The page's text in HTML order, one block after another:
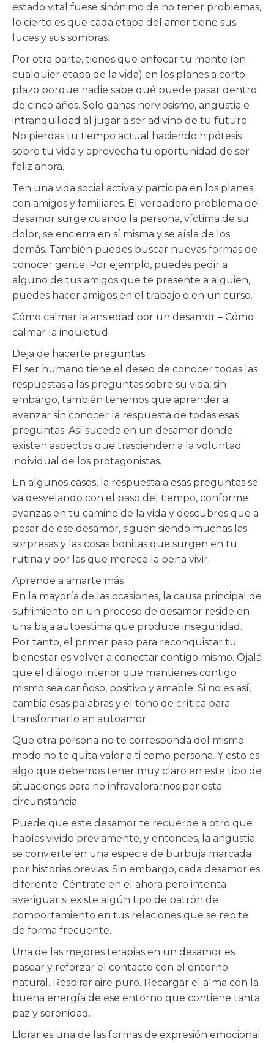
estado vital fuese sinónimo de no tener problemas,
lo cierto es que cada etapa del amor tiene sus
luces y sus sombras.
Por otra parte, tienes que enfocar tu mente (en
cualquier etapa de la vida) en los planes a corto
plazo porque nadie sabe qué puede pasar dentro
de cinco años. Solo ganas nerviosismo, angustia e
intranquilidad al jugar a ser adivino de tu futuro.
No pierdas tu tiempo actual haciendo hipótesis
sobre tu vida y aprovecha tu oportunidad de ser
feliz ahora.
Ten una vida social activa y participa en los planes
con amigos y familiares. El verdadero problema del
desamor surge cuando la persona, víctima de su
dolor, se encierra en sí misma y se aísla de los
demás. También puedes buscar nuevas formas de
conocer gente. Por ejemplo, puedes pedir a
alguno de tus amigos que te presente a alguien,
puedes hacer amigos en el trabajo o en un curso.
Cómo calmar la ansiedad por un desamor – Cómo
calmar la inquietud
Deja de hacerte preguntas
El ser humano tiene el deseo de conocer todas las
respuestas a las preguntas sobre su vida, sin
embargo, también tenemos que aprender a
avanzar sin conocer la respuesta de todas esas
preguntas. Así sucede en un desamor donde
existen aspectos que trascienden a la voluntad
individual de los protagonistas.
En algunos casos, la respuesta a esas preguntas se
va desvelando con el paso del tiempo, conforme
avanzas en tu camino de la vida y descubres que a
pesar de ese desamor, siguen siendo muchas las
sorpresas y las cosas bonitas que surgen en tu
rutina y por las que merece la pena vivir.
Aprende a amarte más
En la mayoría de las ocasiones, la causa principal de
sufrimiento en un proceso de desamor reside en
una baja autoestima que produce inseguridad.
Por tanto, el primer paso para reconquistar tu
bienestar es volver a conectar contigo mismo. Ojalá
que el diálogo interior que mantienes contigo
mismo sea cariñoso, positivo y amable. Si no es así,
cambia esas palabras y el tono de crítica para
transformarlo en autoamor.
Que otra persona no te corresponda del mismo
modo no te quita valor a ti como persona. Y esto es
algo que debemos tener muy claro en este tipo de
situaciones para no infravalorarnos por esta
circunstancia.
Puede que este desamor te recuerde a otro que
habías vivido previamente, y entonces, la angustia
se convierte en una especie de burbuja marcada
por historias previas. Sin embargo, cada desamor es
diferente. Céntrate en el ahora pero intenta
averiguar si existe algún tipo de patrón de
comportamiento en tus relaciones que se repite
de forma frecuente.
Una de las mejores terapias en un desamor es
pasear y reforzar el contacto con el entorno
natural. Respirar aire puro. Recargar el alma con la
buena energía de ese entorno que contiene tanta
paz y serenidad.
Llorar es una de las formas de expresión emocional